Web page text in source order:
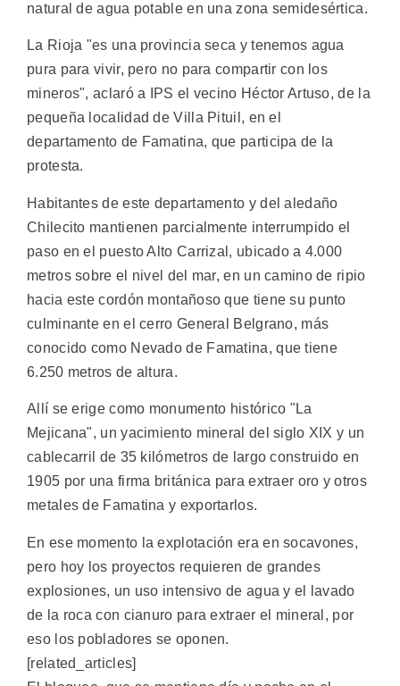
natural de agua potable en una zona semidesértica.
La Rioja "es una provincia seca y tenemos agua
pura para vivir, pero no para compartir con los
mineros", aclaró a IPS el vecino Héctor Artuso, de la
pequeña localidad de Villa Pituil, en el
departamento de Famatina, que participa de la
protesta.
Habitantes de este departamento y del aledaño
Chilecito mantienen parcialmente interrumpido el
paso en el puesto Alto Carrizal, ubicado a 4.000
metros sobre el nivel del mar, en un camino de ripio
hacia este cordón montañoso que tiene su punto
culminante en el cerro General Belgrano, más
conocido como Nevado de Famatina, que tiene
6.250 metros de altura.
Allí se erige como monumento histórico "La
Mejicana", un yacimiento mineral del siglo XIX y un
cablecarril de 35 kilómetros de largo construido en
1905 por una firma británica para extraer oro y otros
metales de Famatina y exportarlos.
En ese momento la explotación era en socavones,
pero hoy los proyectos requieren de grandes
explosiones, un uso intensivo de agua y el lavado
de la roca con cianuro para extraer el mineral, por
eso los pobladores se oponen.
[related_articles]